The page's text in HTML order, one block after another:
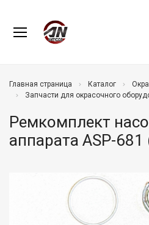
Главная страница Каталог
Запчасти для окрасочного
Ремкомплект
аппарата ASP-681